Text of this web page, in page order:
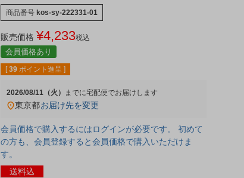
商品番号 kos-sy-222331-01
販売価格 ¥4,233税込
会員価格あり
[ 39 ポイント進呈 ]
2026/08/11（火） 宅配便
東京都お届け先を変更
会員価格で購入するにはログインが必要です。 初めて
の方も、会員登録すると会員価格で購入いただけま
す。
送料込